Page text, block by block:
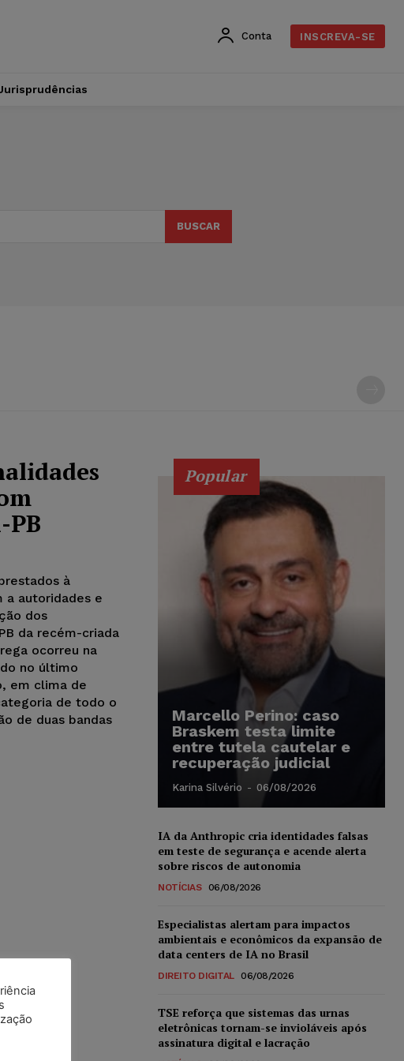
Conta INSCREVA-SE
BUSCAR
PB
à
a autoridades e
dos
da recém-criada
ocorreu na
no último
em clima de
de todo o
de duas bandas
Popular
Marcello Perino: caso
Braskem testa limite
entre tutela cautelar e
recuperação judicial
Karina Silvério - 06/08/2026
IA da Anthropic cria identidades falsas
em teste de segurança e acende alerta
sobre riscos de autonomia
NOTÍCIAS 06/08/2026
Especialistas alertam para impactos
ambientais e econômicos da expansão de
data centers de IA no Brasil
DIREITO DIGITAL 06/08/2026
TSE reforça que sistemas das urnas
eletrônicas tornam-se invioláveis após
assinatura digital e lacração